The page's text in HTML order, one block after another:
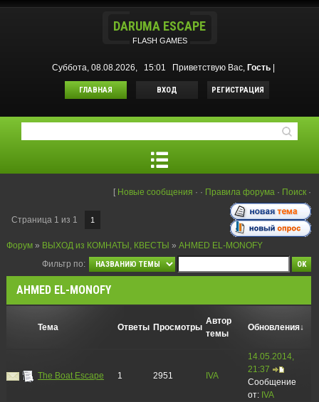
DARUMA ESCAPE
FLASH GAMES
Суббота, 08.08.2026, 15:01 Приветствую Вас, Гость|
ГЛАВНАЯ ВХОД РЕГИСТРАЦИЯ
[ Новые сообщения · · Правила форума · Поиск ·
Страница 1 из 1 1
Форум » ВЫХОД из КОМНАТЫ, КВЕСТЫ » AHMED EL-MONOFY
Фильтр по:
AHMED EL-MONOFY
Тема Ответы Просмотры
Автор
темы
Обновления↓
The Boat Escape 1 2951 IVA
14.05.2014,
21:37
Сообщение
от: IVA